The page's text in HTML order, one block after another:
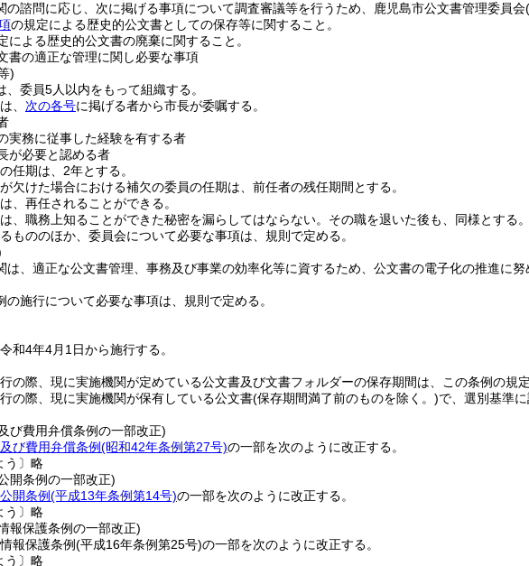
の諮問に応じ、次に掲げる事項について調査審議等を行うため、鹿児島市公文書管理委員会
の規定による歴史的公文書としての保存等に関すること。
による歴史的公文書の廃棄に関すること。
書の適正な管理に関し必要な事項
)
、委員5人以内をもって組織する。
、 次の各号に掲げる者から市長が委嘱する。
実務に従事した経験を有する者
が必要と認める者
任期は、2年とする。
欠けた場合における補欠の委員の任期は、前任者の残任期間とする。
、再任されることができる。
、職務上知ることができた秘密を漏らしてはならない。 その職を退いた後も、同様とする。
もののほか、委員会について必要な事項は、規則で定める。
は、適正な公文書管理、事務及び事業の効率化等に資するため、公文書の電子化の推進に努
の施行について必要な事項は、規則で定める。
和4年4月1日から施行する。
の際、現に実施機関が定めている公文書及び文書フォルダーの保存期間は、この条例の規
の際、現に実施機関が保有している公文書(保存期間満了前のものを除く。)で、選別基準
び費用弁償条例の一部改正)
び費用弁償条例(昭和42年条例第27号)の一部を次のように改正する。
う〕略
開条例の一部改正)
開条例(平成13年条例第14号)の一部を次のように改正する。
う〕略
報保護条例の一部改正)
報保護条例(平成16年条例第25号)の一部を次のように改正する。
う〕略